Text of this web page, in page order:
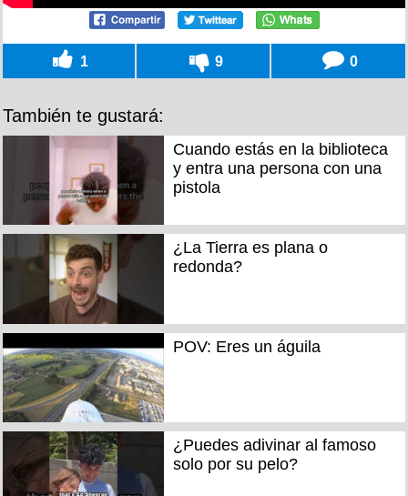
1 9 0
También te gustará:
Cuando estás en la biblioteca
y entra una persona con una
pistola
¿La Tierra es plana o
redonda?
POV: Eres un águila
¿Puedes adivinar al famoso
solo por su pelo?